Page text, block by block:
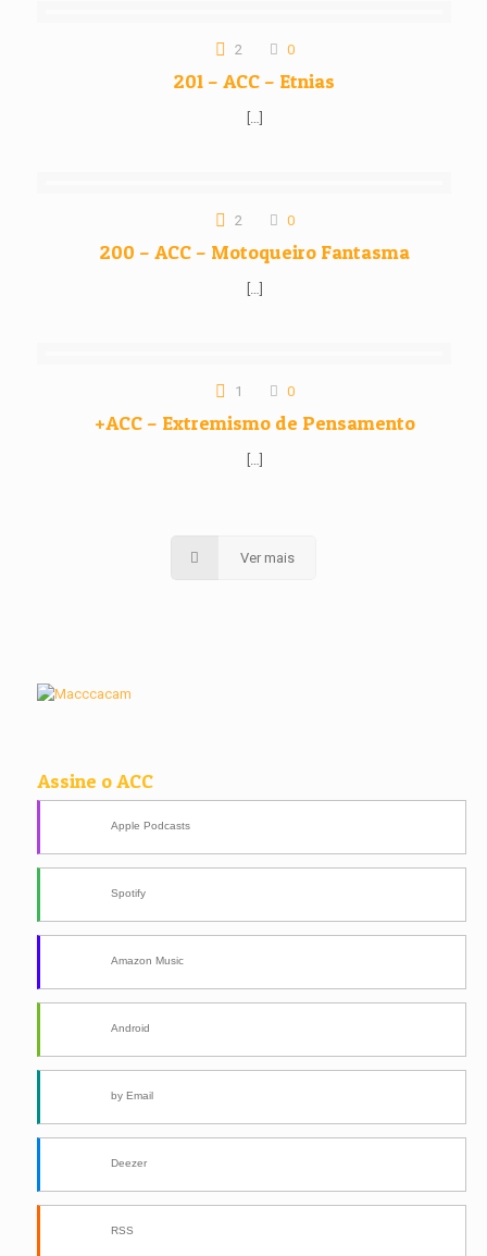
2 0
201 – ACC – Etnias
[…]
2 0
200 – ACC – Motoqueiro Fantasma
[…]
1 0
+ACC – Extremismo de Pensamento
[…]
Ver mais
Assine o ACC
Apple Podcasts
Spotify
Amazon Music
Android
by Email
Deezer
RSS